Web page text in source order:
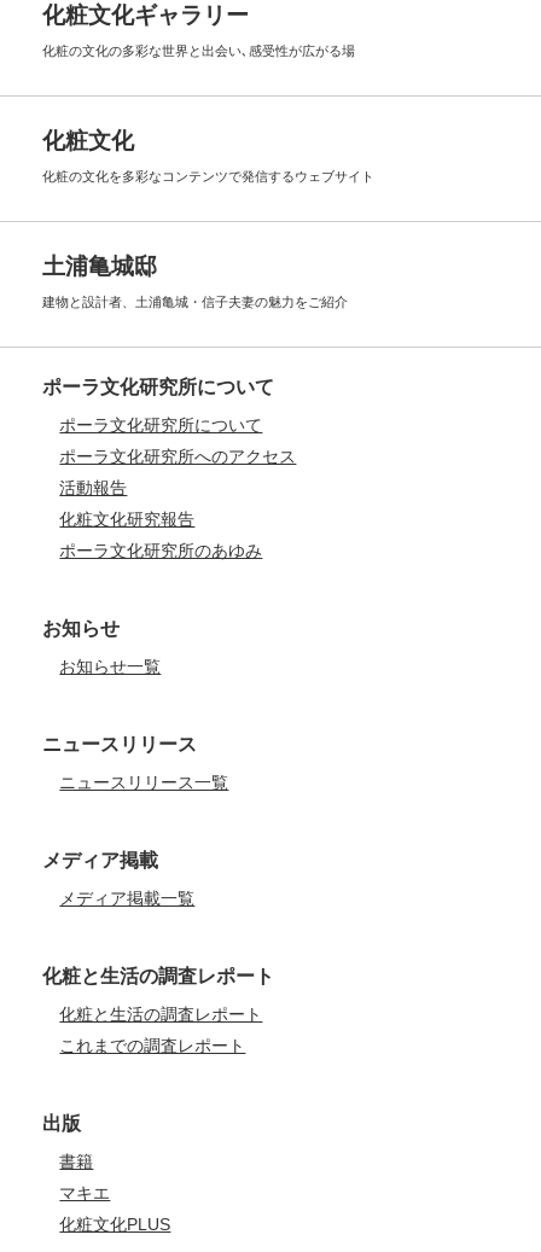
化粧文化ギャラリー
化粧の文化の多彩な世界と出会い､ 感受性が広がる場
化粧文化
化粧の文化を多彩なコンテンツで発信するウェブサイト
土浦亀城邸
建物と設計者、土浦亀城・信子夫妻の魅力をご紹介
ポーラ文化研究所について
ポーラ文化研究所について
ポーラ文化研究所へのアクセス
活動報告
化粧文化研究報告
ポーラ文化研究所のあゆみ
お知らせ
お知らせ一覧
ニュースリリース
ニュースリリース一覧
メディア掲載
メディア掲載一覧
化粧と生活の調査レポート
化粧と生活の調査レポート
これまでの調査レポート
出版
書籍
マキエ
化粧文化PLUS